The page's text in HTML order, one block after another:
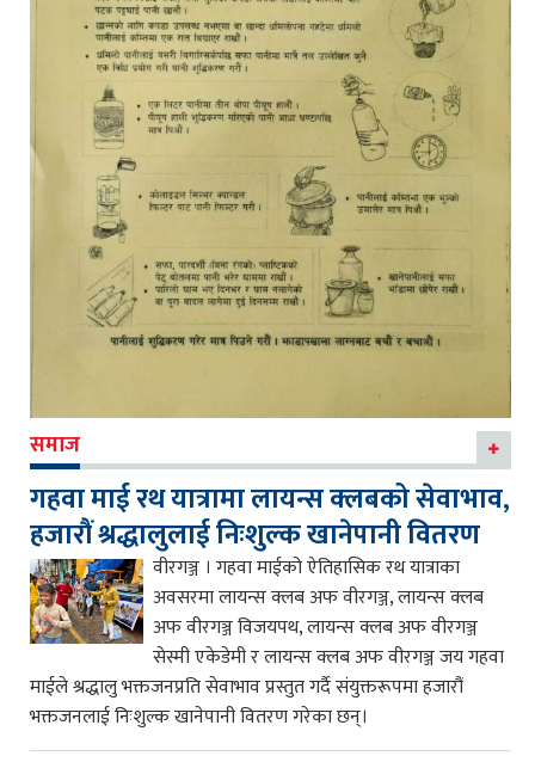
समाज
गहवा माई रथ यात्रामा लायन्स क्लबको सेवाभाव,
हजारौं श्रद्धालुलाई निःशुल्क खानेपानी वितरण
वीरगञ्ज । गहवा माईको ऐतिहासिक रथ यात्राका
अवसरमा लायन्स क्लब अफ वीरगञ्ज, लायन्स क्लब
अफ वीरगञ्ज विजयपथ, लायन्स क्लब अफ वीरगञ्ज
सेस्मी एकेडेमी र लायन्स क्लब अफ वीरगञ्ज जय गहवा
माईले श्रद्धालु भक्तजनप्रति सेवाभाव प्रस्तुत गर्दै संयुक्तरूपमा हजारौं
भक्तजनलाई निःशुल्क खानेपानी वितरण गरेका छन्।